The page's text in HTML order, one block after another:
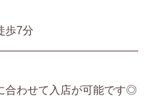
歩7分
合わせて入店が可能です◎